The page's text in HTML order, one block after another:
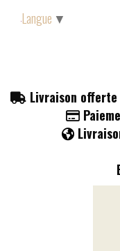
Livraison offerte


Langue ▼